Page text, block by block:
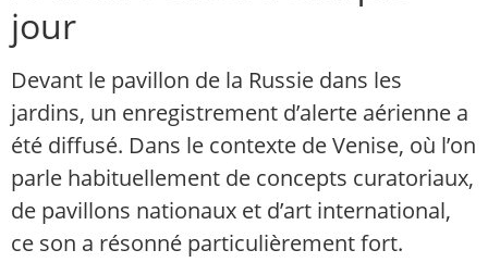
jour
Devant le pavillon de la Russie dans les
jardins, un enregistrement d’alerte aérienne a
été diffusé. Dans le contexte de Venise, où l’on
parle habituellement de concepts curatoriaux,
de pavillons nationaux et d’art international,
ce son a résonné particulièrement fort.